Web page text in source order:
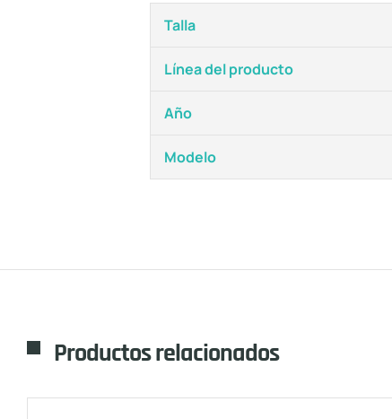
Talla
Línea del producto
Año
Modelo
Productos relacionados